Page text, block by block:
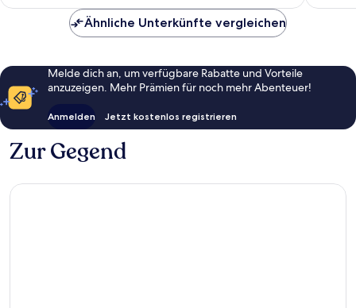
Ähnliche Unterkünfte vergleichen
Melde dich an, um verfügbare Rabatte und Vorteile
anzuzeigen. Mehr Prämien für noch mehr Abenteuer!
Anmelden Jetzt kostenlos registrieren
Zur Gegend